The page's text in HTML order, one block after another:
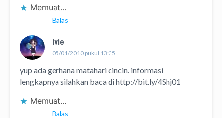
Memuat...
Balas
ivie
05/01/2010 pukul 13:35
yup ada gerhana matahari cincin. informasi
lengkapnya silahkan baca dihttp://bit.ly/4Shj01
Memuat...
Balas